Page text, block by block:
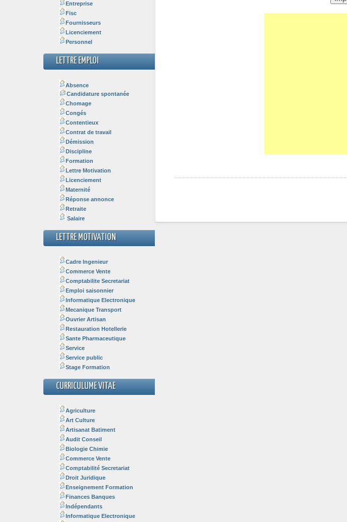
Entreprise
Fisc
Fournisseurs
Licenciement
Personnel
LETTRE EMPLOI
Absence
Candidature spontanée
Chomage
Congés
Contentieux
Contrat de travail
Démission
Discipline
Formation
Lettre Motivation
Licenciement
Maternité
Réponse annonce
Retraite
Salaire
LETTRE MOTIVATION
Cadre Ingenieur
Commerce Vente
Comptabilite Secretariat
Emploi saisonnier
Informatique Electronique
Mecanique Transport
Ouvrier Artisan
Restauration Hotellerie
Sante Pharmaceutique
Service
Service public
Stage Formation
CURRICULUME VITAE
Agriculture
Art Culture
Artisanat Batiment
Audit Conseil
Biologie Chimie
Commerce Vente
Comptabilité Secretariat
Droit Juridique
Enseignement Formation
Finances Banques
Indépendants
Informatique Electronique